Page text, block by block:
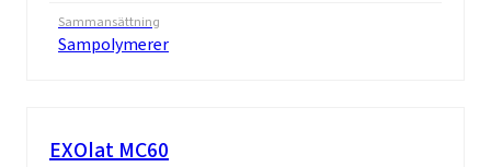
Sammansättning
Sampolymerer
EXOlat MC60